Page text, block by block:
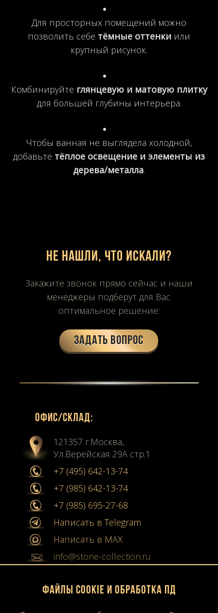
Для просторных помещений можно
позволить себе тёмные оттенки или
крупный рисунок.
Комбинируйте глянцевую и матовую плитку
для большей глубины интерьера.
Чтобы ванная не выглядела холодной,
добавьте тёплое освещение и элементы из
дерева/металла.
Не нашли, что искали?
Закажите звонок прямо сейчас и наши
менеджеры подберут для Вас
оптимальное решение:
Задать вопрос
Офиc/склад:
121357 г.Москва,
Ул.Верейская 29А стр.1
+7 (495) 642-13-74
+7 (985) 642-13-74
+7 (985) 695-27-68
Написать в Telegram
Написать в MAX
info@stone-collection.ru
Мы в социальных сетях:
Файлы Cookie и обработка ПД